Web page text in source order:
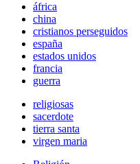
áfrica
china
cristianos perseguidos
españa
estados unidos
francia
guerra
religiosas
sacerdote
tierra santa
virgen maria